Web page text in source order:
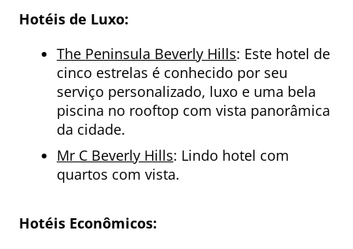
Hotéis de Luxo:
The Peninsula Beverly Hills: Este hotel de
cinco estrelas é conhecido por seu
serviço personalizado, luxo e uma bela
piscina no rooftop com vista panorâmica
da cidade.
Mr C Beverly Hills: Lindo hotel com
quartos com vista.
Hotéis Econômicos: